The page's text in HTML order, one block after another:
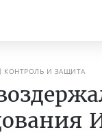
КОНТРОЛЬ И ЗАЩИТА